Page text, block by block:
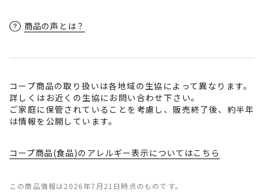
商品の声とは？
コープ商品の取り扱いは各地域の生協によって異なります。
詳しくはお近くの生協にお問い合わせ下さい。
ご家庭に保管されていることを考慮し、販売終了後、約半年
は情報を公開しています。
コープ商品(食品)のアレルギー表示についてはこちら
この商品情報は2026年7月21日時点のものです。